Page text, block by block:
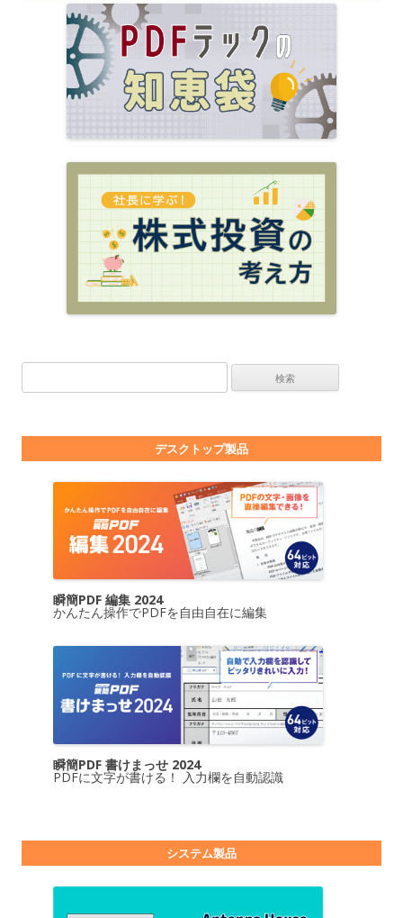
デスクトップ製品
瞬簡PDF 編集 2024
かんたん操作でPDFを自由自在に編集
瞬簡PDF 書けまっせ 2024
PDFに文字が書ける！ 入力欄を自動認識
システム製品